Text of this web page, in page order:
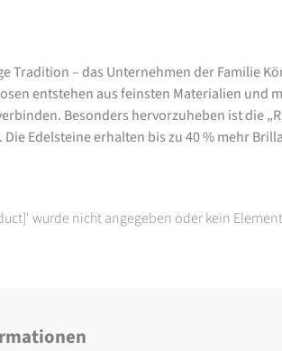
Tradition – das Unternehmen der Familie
entstehen aus feinsten Materialien und
Besonders hervorzuheben ist die
Edelsteine erhalten bis zu 40 % mehr
wurde nicht angegeben oder kein